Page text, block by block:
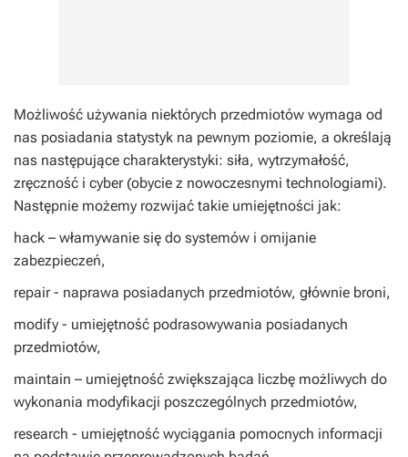
Możliwość używania niektórych przedmiotów wymaga od
nas posiadania statystyk na pewnym poziomie, a określają
nas następujące charakterystyki: siła, wytrzymałość,
zręczność i cyber (obycie z nowoczesnymi technologiami).
Następnie możemy rozwijać takie umiejętności jak:
hack – włamywanie się do systemów i omijanie
zabezpieczeń,
repair- naprawa posiadanych przedmiotów, głównie broni,
modify - umiejętność podrasowywania posiadanych
przedmiotów,
maintain – umiejętność zwiększająca liczbę możliwych do
wykonania modyfikacji poszczególnych przedmiotów,
research - umiejętność wyciągania pomocnych informacji